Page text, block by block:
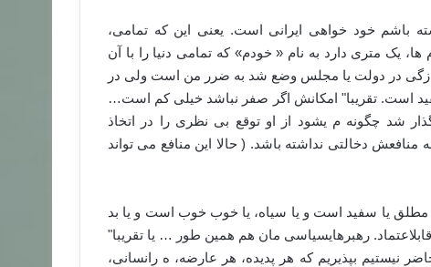
باشم خود خواهی ایرانی است. یعنی این که تمامی،
یک متری دارد به نام « خودم» که تمامی دنیا را با آن
تازگی در دولت یا مجلس وضع شد به ضرر من است ولی در
است. تقریبا" امکانش اگر صفر نباشد خیلی کم است…
شد چگونه م یشود از او توقع بی نظری را در اتخاذ
دخالتی نداشته باشد. ( حالا این منافع می تواند
یا سفید است و یا سیاه، یا خوب خوب است و یا بد
رهبرهایسیاسی مان هم همین طور … یا تقریبا"
بپذیریم که هر پدیده، هر عارضه، ه رانسانی،